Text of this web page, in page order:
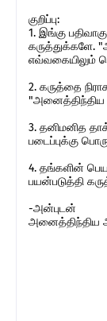
குறிப்பு:
1. இங்கு
கருத்துக்களே.
எவ்வகையிலும்
2. கருத்தை
"அனைத்திந்திய
3. தனிமனித
படைப்புக்கு
4. தங்களின்
பயன்படுத்தி
-அன்புடன்
அனைத்திந்திய